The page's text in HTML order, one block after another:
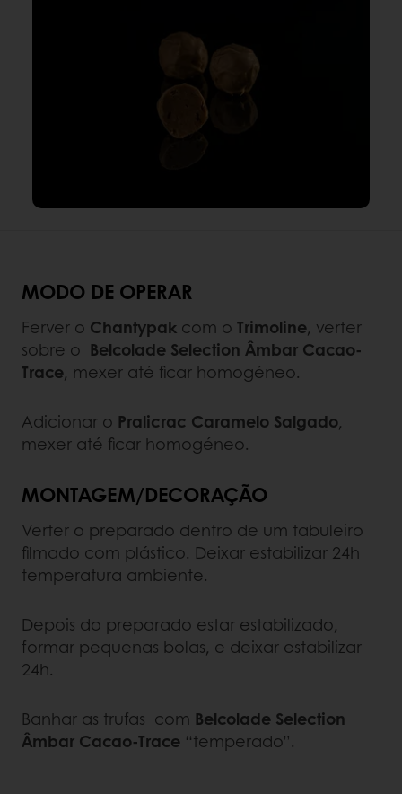
MODO DE OPERAR
Ferver o Chantypak com o Trimoline, verter
sobre o Belcolade Selection Âmbar Cacao-
Trace, mexer até ficar homogéneo.
Adicionar o Pralicrac Caramelo Salgado,
mexer até ficar homogéneo.
MONTAGEM/DECORAÇÃO
Verter o preparado dentro de um tabuleiro
filmado com plástico. Deixar estabilizar 24h
temperatura ambiente.
Depois do preparado estar estabilizado,
formar pequenas bolas, e deixar estabilizar
24h.
Banhar as trufas com Belcolade Selection
Âmbar Cacao-Trace “temperado”.